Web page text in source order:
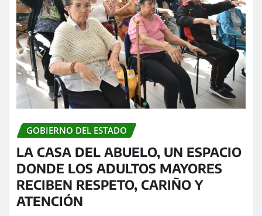
GOBIERNO DEL ESTADO
LA CASA DEL ABUELO, UN ESPACIO
DONDE LOS ADULTOS MAYORES
RECIBEN RESPETO, CARIÑO Y
ATENCIÓN